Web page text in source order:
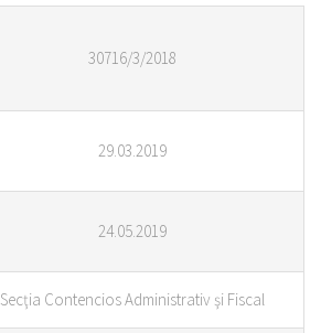
30716/3/2018
29.03.2019
24.05.2019
Secţia Contencios Administrativ şi Fiscal